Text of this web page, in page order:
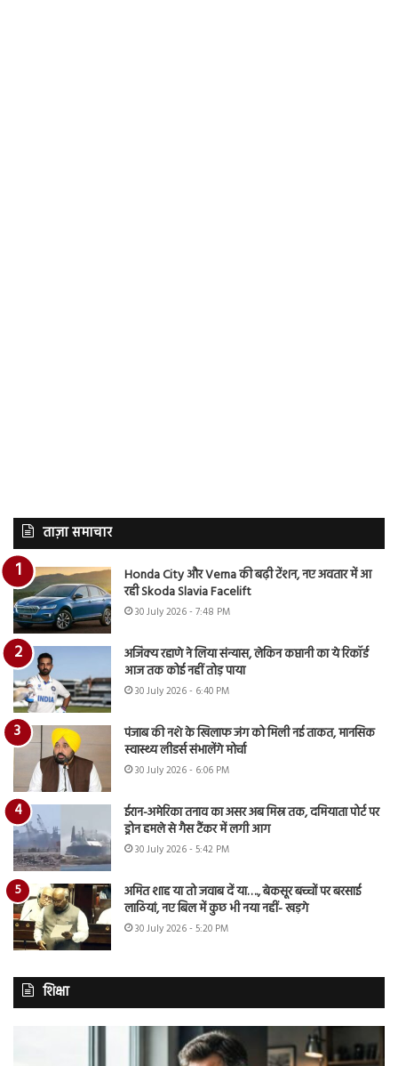
ताज़ा समाचार
Honda City और Verna की बढ़ी टेंशन, नए अवतार में आ
रही Skoda Slavia Facelift
30 July 2026 - 7:48 PM
अजिंक्य रहाणे ने लिया संन्यास, लेकिन कप्तानी का ये रिकॉर्ड
आज तक कोई नहीं तोड़ पाया
30 July 2026 - 6:40 PM
पंजाब की नशे के खिलाफ जंग को मिली नई ताकत, मानसिक
स्वास्थ्य लीडर्स संभालेंगे मोर्चा
30 July 2026 - 6:06 PM
ईरान-अमेरिका तनाव का असर अब मिस्र तक, दमियाता पोर्ट पर
ड्रोन हमले से गैस टैंकर में लगी आग
30 July 2026 - 5:42 PM
अमित शाह या तो जवाब दें या…., बेकसूर बच्चों पर बरसाई
लाठियां, नए बिल में कुछ भी नया नहीं- खड़गे
30 July 2026 - 5:20 PM
शिक्षा